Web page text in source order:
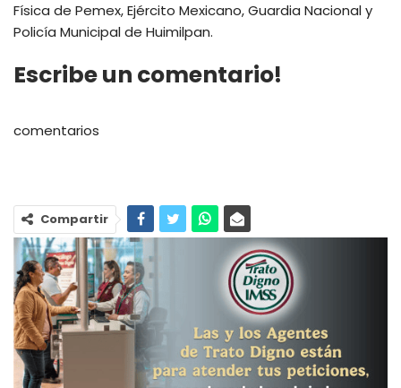
Física de Pemex, Ejército Mexicano, Guardia Nacional y
Policía Municipal de Huimilpan.
Escribe un comentario!
comentarios
Compartir